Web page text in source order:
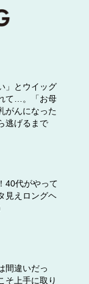
」とウイッグ
て…。「お母
がんになった
逃げるまで
40代がやって
見えロングヘ
間違いだっ
そ上手に取り